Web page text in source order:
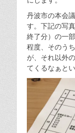
丹波市の本会
す。下記の写
終了分）の一
程度、そのう
が、それ以外
てくるなぁと